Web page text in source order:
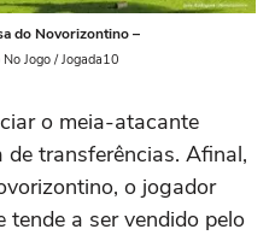
do Novorizontino –
Jogo / Jogada10
o meia-atacante
transferências. Afinal,
o jogador
tende a ser vendido pelo